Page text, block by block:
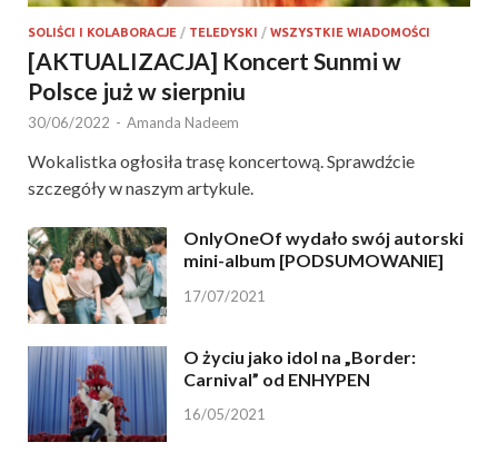
SOLIŚCI I KOLABORACJE / TELEDYSKI / WSZYSTKIE WIADOMOŚCI
[AKTUALIZACJA] Koncert Sunmi w
Polsce już w sierpniu
30/06/2022 - Amanda Nadeem
Wokalistka ogłosiła trasę koncertową. Sprawdźcie
szczegóły w naszym artykule.
OnlyOneOf wydało swój autorski
mini-album [PODSUMOWANIE]
17/07/2021
O życiu jako idol na „Border:
Carnival” od ENHYPEN
16/05/2021